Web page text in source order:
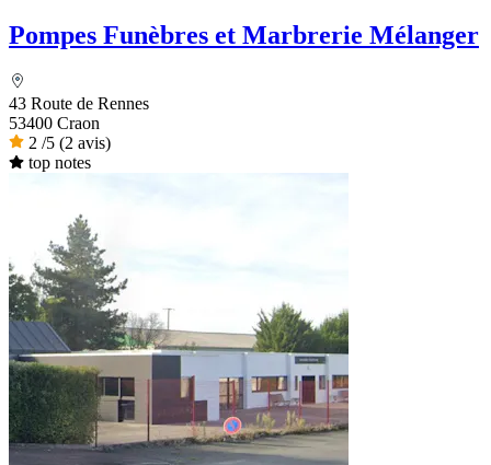
Pompes Funèbres et Marbrerie Mélanger
43 Route de Rennes
53400 Craon
2 /5 (2 avis)
top notes